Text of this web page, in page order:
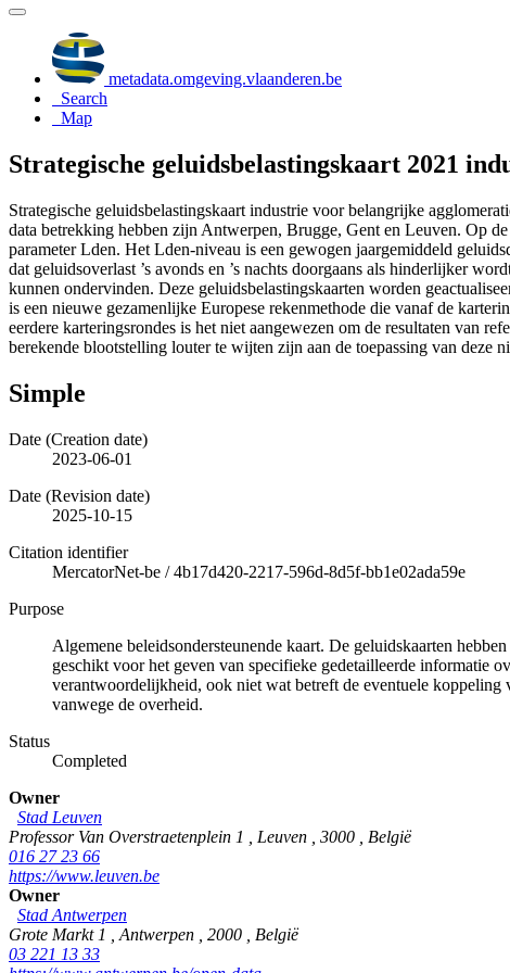
metadata.omgeving.vlaanderen.be
Search
Map
Strategische geluidsbelastingskaart 2021
Strategische geluidsbelastingskaart industrie voor belangrijke
data betrekking hebben zijn Antwerpen, Brugge, Gent en Leuven. Op
parameter Lden. Het Lden-niveau is een gewogen jaargemiddeld
dat geluidsoverlast ’s avonds en ’s nachts doorgaans als hinderlijker
kunnen ondervinden. Deze geluidsbelastingskaarten worden
is een nieuwe gezamenlijke Europese rekenmethode die vanaf de
eerdere karteringsrondes is het niet aangewezen om de resultaten van
berekende blootstelling louter te wijten zijn aan de toepassing van deze
Simple
Date (Creation date)
2023-06-01
Date (Revision date)
2025-10-15
Citation identifier
MercatorNet-be /4b17d420-2217-596d-8d5f-bb1e02ada59e
Purpose
Algemene beleidsondersteunende kaart. De geluidskaarten
geschikt voor het geven van specifieke gedetailleerde informatie
verantwoordelijkheid, ook niet wat betreft de eventuele koppeling
vanwege de overheid.
Status
Completed
Owner
Stad Leuven
Professor Van Overstraetenplein 1
Leuven 3000
België
016 27 23 66
https://www.leuven.be
Owner
Stad Antwerpen
Grote Markt 1
Antwerpen 2000
België
03 221 13 33